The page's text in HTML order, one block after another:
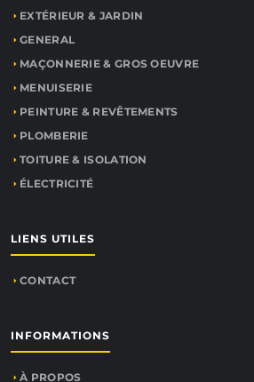
EXTÉRIEUR & JARDIN
GENERAL
MAÇONNERIE & GROS OEUVRE
MENUISERIE
PEINTURE & REVÊTEMENTS
PLOMBERIE
TOITURE & ISOLATION
ÉLECTRICITÉ
LIENS UTILES
CONTACT
INFORMATIONS
À PROPOS